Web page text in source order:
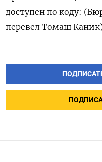
доступен по коду:
перевел Томаш Каник)